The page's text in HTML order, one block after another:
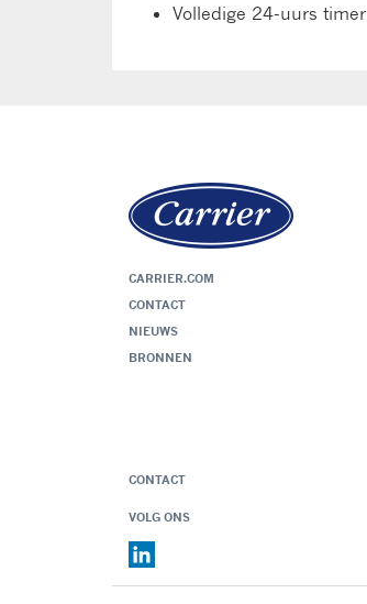
Volledige 24-uurs timer
CARRIER.COM
CONTACT
NIEUWS
BRONNEN
CONTACT
VOLG ONS